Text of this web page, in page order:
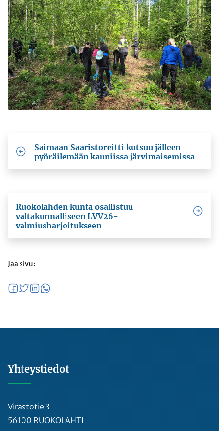
Saimaan Saaristoreitti kutsuu jälleen
pyöräilemään kauniissa järvimaisemissa
Ruokolahden kunta osallistuu
valtakunnalliseen LVV26-
valmiusharjoitukseen
Jaa sivu:
Yhteystiedot
Virastotie 3
56100 RUOKOLAHTI